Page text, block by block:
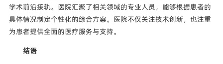
学术前沿接轨。医院汇聚了相关领域的专业人员，能够根据患者的
具体情况制定个性化的综合方案。医院不仅关注技术创新，也注重
为患者提供全面的医疗服务与支持。
结语